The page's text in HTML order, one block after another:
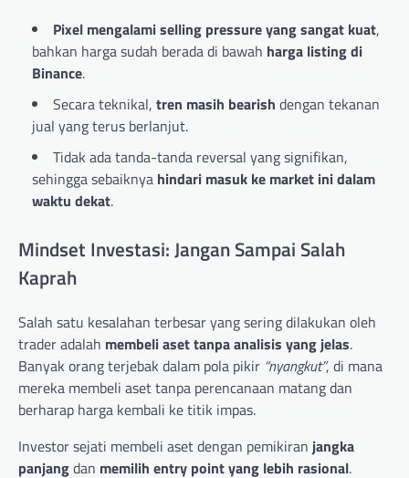
Pixel mengalami selling pressure yang sangat kuat,
bahkan harga sudah berada di bawah harga listing di
Binance.
Secara teknikal, tren masih bearish dengan tekanan
jual yang terus berlanjut.
Tidak ada tanda-tanda reversal yang signifikan,
sehingga sebaiknya hindari masuk ke market ini dalam
waktu dekat.
Mindset Investasi: Jangan Sampai Salah
Kaprah
Salah satu kesalahan terbesar yang sering dilakukan oleh
trader adalah membeli aset tanpa analisis yang jelas.
Banyak orang terjebak dalam pola pikir “nyangkut”, di mana
mereka membeli aset tanpa perencanaan matang dan
berharap harga kembali ke titik impas.
Investor sejati membeli aset dengan pemikiran jangka
panjangdan memilih entry point yang lebih rasional.